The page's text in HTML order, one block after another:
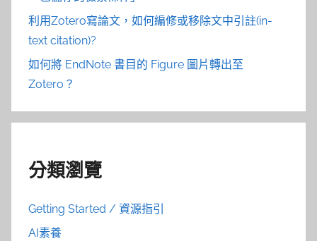
利用Zotero寫論文，如何編修或移除文中引註(in-
text citation)?
如何將 EndNote 書目的 Figure 圖片轉出至
Zotero？
分類瀏覽
Getting Started / 資源指引
AI素養